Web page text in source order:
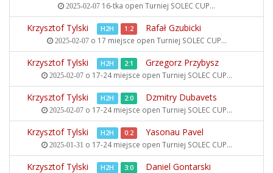
2025-02-07 16-tka open Turniej SOLEC CUP...
Krzysztof Tylski H2H 1:2 Rafał Gzubicki
2025-02-07o 17 miejsce open Turniej SOLEC CUP...
Krzysztof Tylski H2H 2:1 Grzegorz Przybysz
2025-02-07o 17-24 miejsce open Turniej SOLEC CUP...
Krzysztof Tylski H2H 2:0 Dzmitry Dubavets
2025-02-07o 17-24 miejsce open Turniej SOLEC CUP...
Krzysztof Tylski H2H 0:2 Yasonau Pavel
2025-01-31 o 17-24 miejsce open Turniej SOLEC CUP...
Krzysztof Tylski H2H 3:0 Daniel Gontarski